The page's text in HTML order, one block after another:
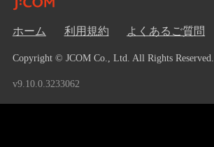
ホーム 利用規約 よくあるご質問
Copyright © JCOM Co., Ltd. All Rights Reserved.
v9.10.0.3233062